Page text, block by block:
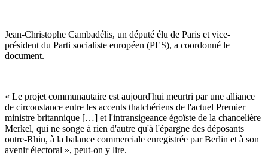
Jean-Christophe Cambadélis, un député élu de Paris et vice-
président du Parti socialiste européen (PES), a coordonné le
document.
« Le projet communautaire est aujourd'hui meurtri par une alliance
de circonstance entre les accents thatchériens de l'actuel Premier
ministre britannique […] et l'intransigeance égoïste de la chancelière
Merkel, qui ne songe à rien d'autre qu'à l'épargne des déposants
outre-Rhin, à la balance commerciale enregistrée par Berlin et à son
avenir électoral », peut-on y lire.